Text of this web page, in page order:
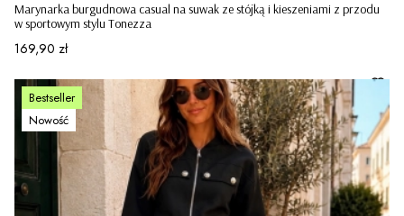
Marynarka burgudnowa casual na suwak ze stójką i kieszeniami z przodu
w sportowym stylu Tonezza
Cena
169,90 zł
Bestseller
Nowość